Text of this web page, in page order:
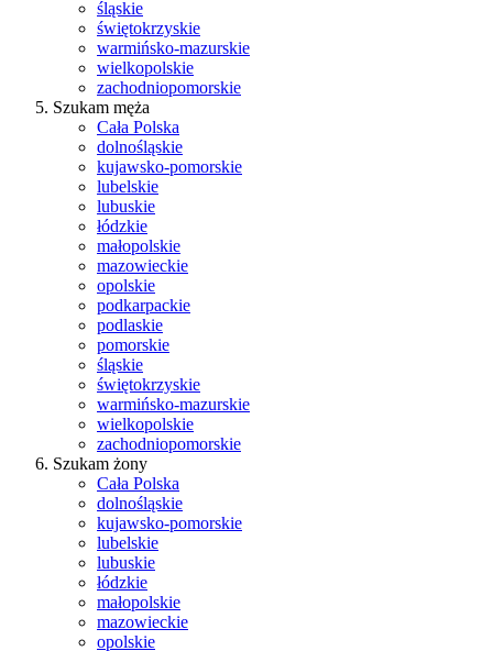
śląskie
świętokrzyskie
warmińsko-mazurskie
wielkopolskie
zachodniopomorskie
Szukam męża
Cała Polska
dolnośląskie
kujawsko-pomorskie
lubelskie
lubuskie
łódzkie
małopolskie
mazowieckie
opolskie
podkarpackie
podlaskie
pomorskie
śląskie
świętokrzyskie
warmińsko-mazurskie
wielkopolskie
zachodniopomorskie
Szukam żony
Cała Polska
dolnośląskie
kujawsko-pomorskie
lubelskie
lubuskie
łódzkie
małopolskie
mazowieckie
opolskie